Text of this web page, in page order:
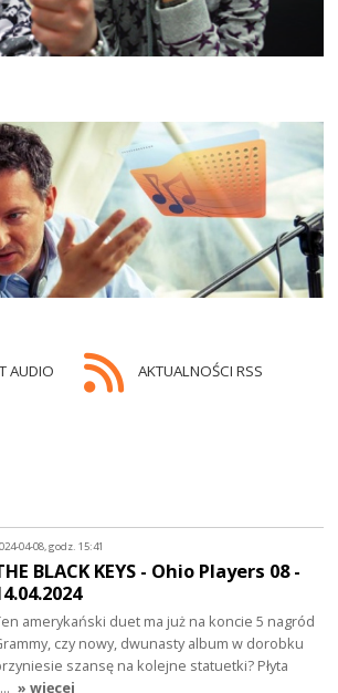
AUDIO AKTUALNOŚCI RSS
04-08, godz. 15:41
BLACK KEYS - Ohio Players 08 -
amerykański duet ma już na koncie 5 nagród
czy nowy, dwunasty album w dorobku
szansę na kolejne statuetki? Płyta
» więcej